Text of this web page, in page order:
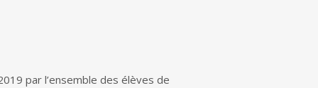
par l’ensemble des élèves de